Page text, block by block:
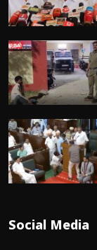
Social Media